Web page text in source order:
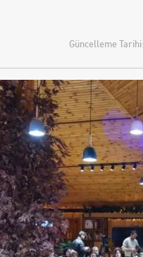
Güncelleme Tarihi: